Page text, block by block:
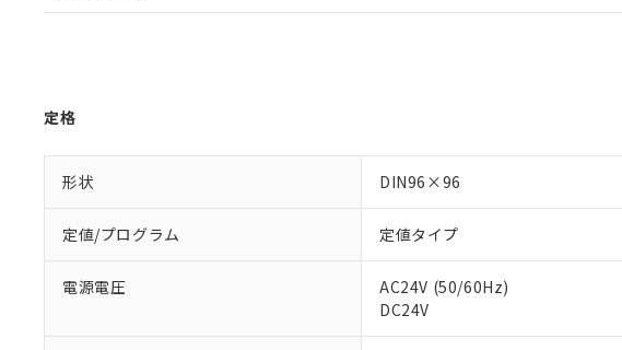
定格
形状 DIN96×96
定値/プログラム 定値タイプ
電源電圧
AC24V (50/60Hz)
DC24V